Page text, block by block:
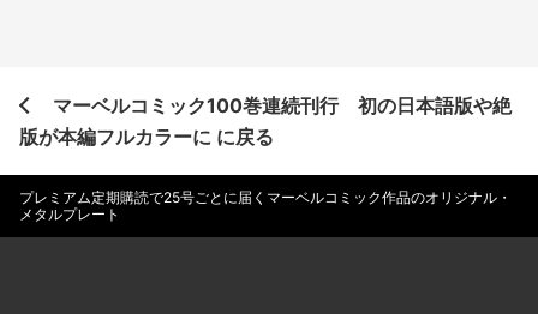
マーベルコミック100巻連続刊行 初の日本語版や絶
版が本編フルカラーに に戻る
プレミアム定期購読で25号ごとに届くマーベルコミック作品のオリジナル・
メタルプレート